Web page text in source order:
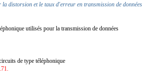
distorsion et le taux d'erreur en transmission de données
utilisés pour la transmission de données
de type téléphonique